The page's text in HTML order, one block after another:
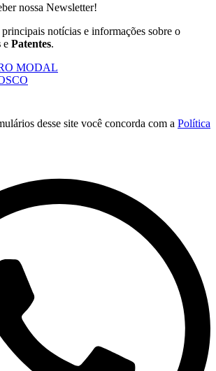
nossa Newsletter!
notícias e informações sobre o
e Patentes.
MODAL
desse site você concorda com a Política